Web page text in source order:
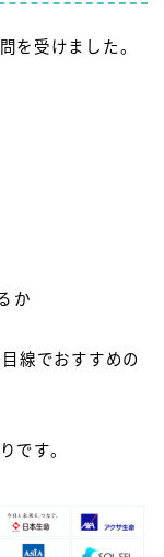
を受けました。
か
線でおすすめの
です。